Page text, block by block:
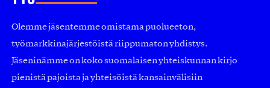
Olemme jäsentemme omistama puolueeton,
työmarkkinajärjestöistä riippumaton yhdistys.
Jäseninämme on koko suomalaisen yhteiskunnan kirjo
pienistä pajoista ja yhteisöistä kansainvälisiin